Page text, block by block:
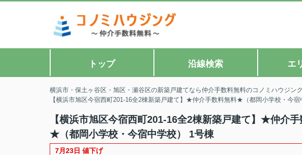
トップ 沿線検索 エ
横浜市・保土ヶ谷区・旭区・瀬谷区の新築戸建てなら仲介手数料無料のコノミハウジン
【横浜市旭区今宿西町201-16全2棟新築戸建て】★仲介手数料無料★（都岡小学校・今宿
【横浜市旭区今宿西町201-16全2棟新築戸建て】★仲介
★（都岡小学校・今宿中学校） 1号棟
7月23日 値下げ